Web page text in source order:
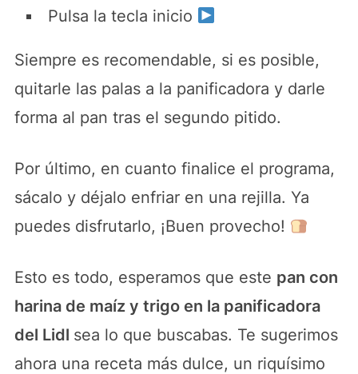
Pulsa la tecla inicio
Siempre es recomendable, si es posible,
quitarle las palas a la panificadora y darle
forma al pan tras el segundo pitido.
Por último, en cuanto finalice el programa,
sácalo y déjalo enfriar en una rejilla. Ya
puedes disfrutarlo, ¡Buen provecho!
Esto es todo, esperamos que este pan con
harina de maíz y trigo en la panificadora
del Lidl sea lo que buscabas. Te sugerimos
ahora una receta más dulce, un riquísimo